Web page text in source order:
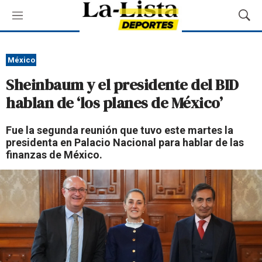
M
e
ú
M
o
q
e
d
a
México
Sheinbaum y el presidente del BID
hablan de ‘los planes de México’
Fue la segunda reunión que tuvo este martes la
presidenta en Palacio Nacional para hablar de las
finanzas de México.